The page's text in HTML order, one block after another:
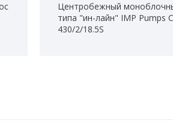
Центробежный
типа "ин-лайн" IMP Pumps
430/2/18.5S